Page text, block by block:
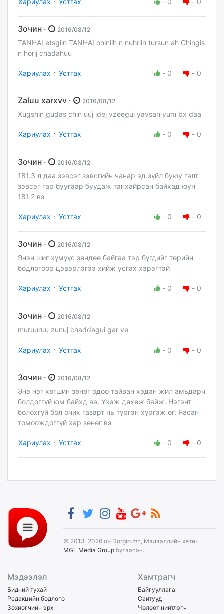
Зочин · 2016/08/12
TANHAI etsgiin TANHAI ohiniih n nuhriin tursun ah Chingis
n horij chadahuu
Хариулах · Устгах - 0 - 0
Zaluu xarxvv · 2016/08/12
Xugshin gudas chin uuj idej vzeegui yavsan yum bx daa
Хариулах · Устгах - 0 - 0
Зочин · 2016/08/12
181.3 л даа зэвсэг зэвсгийн чанар эд зүйл буюу галт
зэвсэг гар буугаар буудаж танхайрсан байхад юун
181.2 вэ
Хариулах · Устгах - 0 - 0
Зочин · 2016/08/12
Энэн шиг хүмүүс зөндөө байгаа тэр бүгдийг төрийн
бодлогоор цэвэрлэгээ хийж усгах хэрэгтэй
Хариулах · Устгах - 0 - 0
Зочин · 2016/08/12
muruuruu zunuj chaddagui gar ve
Хариулах · Устгах - 0 - 0
Зочин · 2016/08/12
Энэ нэг хөгшин зөнөг одоо тайван хэдэн жил амьдарч
болдоггүй юм байхд аа. Үхэж дөхөж байж. Нэгэнт
болохгүй бол очих газарт нь түргэн хүргэж өг. Яасан
томоождоггүй хар зөнөг вэ
Хариулах · Устгах - 0 - 0
© 2013-2026 он Dorgio.mn, Мэдээллийн хөтөч
MGL Media Group бүтээсэн.
Мэдээлэл
Бидний тухай
Редакцийн бодлого
Зохиогчийн эрх
Хамтрагч
Байгууллага
Сайтууд
Чөлөөт нийтлэгч